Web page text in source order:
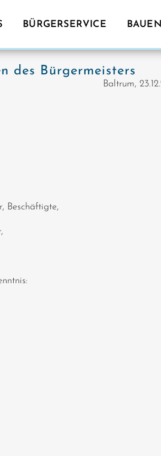
BÜRGERSERVICE
des Bürgermeisters
Beschäftigte,